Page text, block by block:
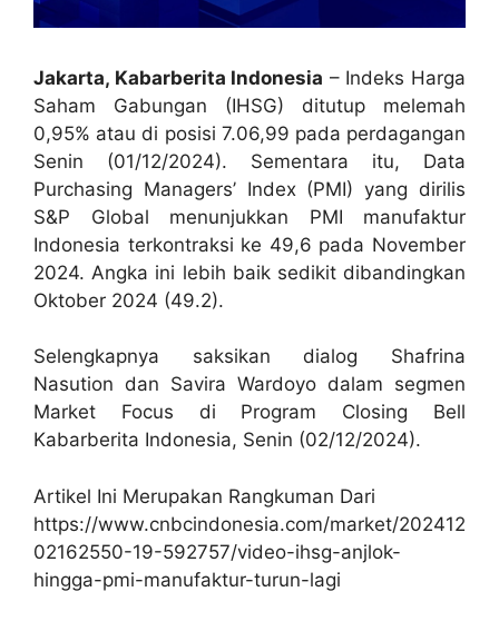
Jakarta, Kabarberita Indonesia – Indeks Harga
Saham Gabungan (IHSG) ditutup melemah
0,95% atau di posisi 7.06,99 pada perdagangan
Senin (01/12/2024). Sementara itu, Data
Purchasing Managers’ Index (PMI) yang dirilis
S&P Global menunjukkan PMI manufaktur
Indonesia terkontraksi ke 49,6 pada November
2024. Angka ini lebih baik sedikit dibandingkan
Oktober 2024 (49.2).
Selengkapnya saksikan dialog Shafrina
Nasution dan Savira Wardoyo dalam segmen
Market Focus di Program Closing Bell
Kabarberita Indonesia, Senin (02/12/2024).
Artikel Ini Merupakan Rangkuman Dari
https://www.cnbcindonesia.com/market/202412
02162550-19-592757/video-ihsg-anjlok-
hingga-pmi-manufaktur-turun-lagi